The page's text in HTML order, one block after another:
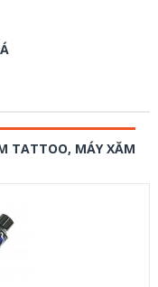
TATTOO, MÁY XĂM